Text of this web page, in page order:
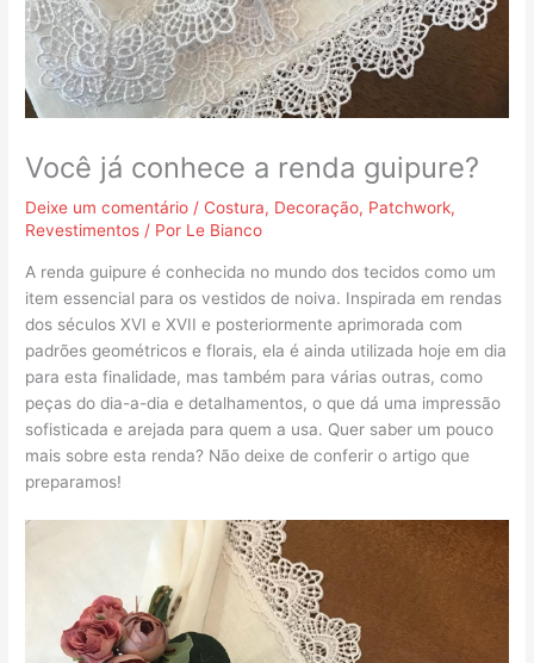
Você já conhece a renda guipure?
Deixe um comentário / Costura, Decoração, Patchwork,
Revestimentos / Por Le Bianco
A renda guipure é conhecida no mundo dos tecidos como um
item essencial para os vestidos de noiva. Inspirada em rendas
dos séculos XVI e XVII e posteriormente aprimorada com
padrões geométricos e florais, ela é ainda utilizada hoje em dia
para esta finalidade, mas também para várias outras, como
peças do dia-a-dia e detalhamentos, o que dá uma impressão
sofisticada e arejada para quem a usa. Quer saber um pouco
mais sobre esta renda? Não deixe de conferir o artigo que
preparamos!